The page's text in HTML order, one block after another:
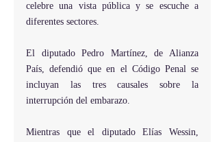
celebre una vista pública y se escuche a
diferentes sectores.
El diputado Pedro Martínez, de Alianza
País, defendió que en el Código Penal se
incluyan las tres causales sobre la
interrupción del embarazo.
Mientras que el diputado Elías Wessin,